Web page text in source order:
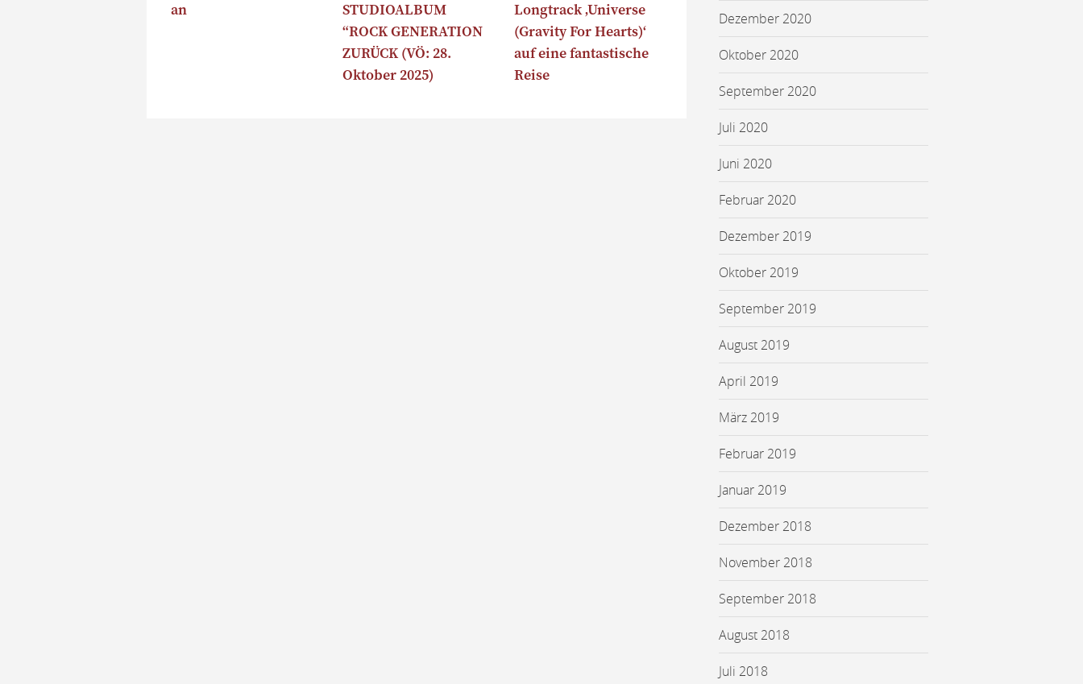
an
STUDIOALBUM
“ROCK GENERATION
ZURÜCK (VÖ: 28.
Oktober 2025)
Longtrack ‚Universe
(Gravity For Hearts)‘
auf eine fantastische
Reise
Dezember 2020
Oktober 2020
September 2020
Juli 2020
Juni 2020
Februar 2020
Dezember 2019
Oktober 2019
September 2019
August 2019
April 2019
März 2019
Februar 2019
Januar 2019
Dezember 2018
November 2018
September 2018
August 2018
Juli 2018